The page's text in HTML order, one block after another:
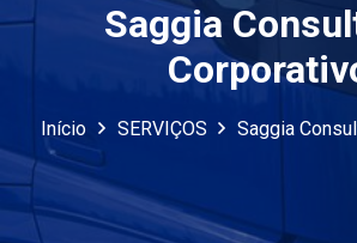
Saggia
Início SERVIÇOS Saggia